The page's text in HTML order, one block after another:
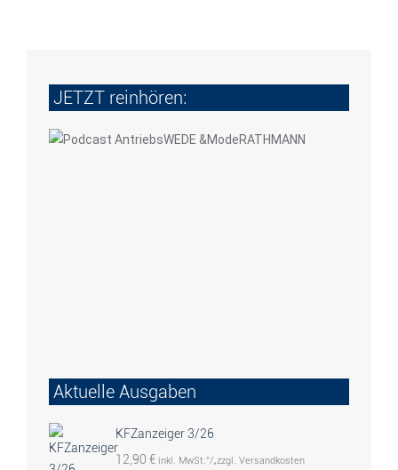
JETZT reinhören:
Aktuelle Ausgaben
KFZanzeiger 3/26
12,90 € inkl. MwSt.“/„zzgl. Versandkosten